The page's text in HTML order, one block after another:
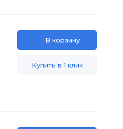
В корзину
Купить в 1 клик